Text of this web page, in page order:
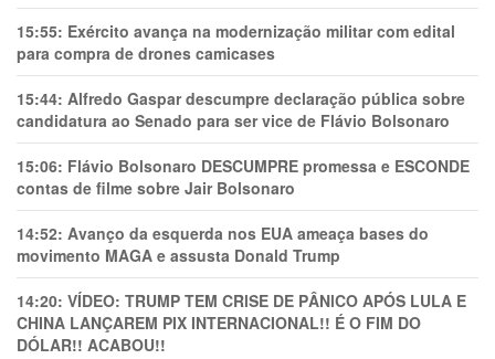
15:55: Exército avança na modernização militar com edital
para compra de drones camicases
15:44: Alfredo Gaspar descumpre declaração pública sobre
candidatura ao Senado para ser vice de Flávio Bolsonaro
15:06: Flávio Bolsonaro DESCUMPRE promessa e ESCONDE
contas de filme sobre Jair Bolsonaro
14:52: Avanço da esquerda nos EUA ameaça bases do
movimento MAGA e assusta Donald Trump
14:20: VÍDEO: TRUMP TEM CRlSE DE PÂNlCO APÓS LULA E
CHINA LANÇAREM PIX INTERNACIONAL!! É O FIM DO
DÓLAR!! ACABOU!!